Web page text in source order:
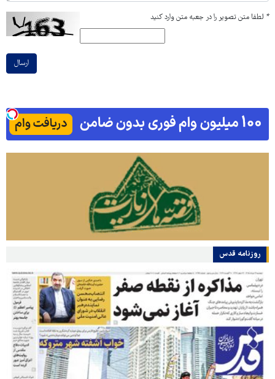
* لطفا متن تصویر را در جعبه متن وارد کنید
ارسال
روزنامه قدس